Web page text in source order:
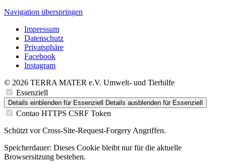
Navigation überspringen
Impressum
Datenschutz
Privatsphäre
Facebook
Instagram
© 2026 TERRA MATER e.V. Umwelt- und Tierhilfe
Essenziell
Details einblenden für Essenziell Details ausblenden für Essenziell
Contao HTTPS CSRF Token
Schützt vor Cross-Site-Request-Forgery Angriffen.
Speicherdauer: Dieses Cookie bleibt nur für die aktuelle
Browsersitzung bestehen.